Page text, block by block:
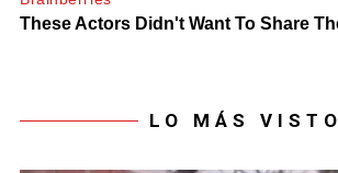
LO MÁS VISTO